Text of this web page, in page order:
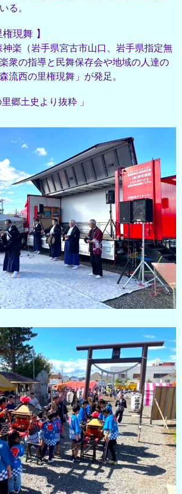
る。
現舞 】
楽（岩手県宮古市山口、岩手県指定無
衆の指導と民舞保存会や地域の人達の
流西の里権現舞」が発足。
郷土史より抜粋 」